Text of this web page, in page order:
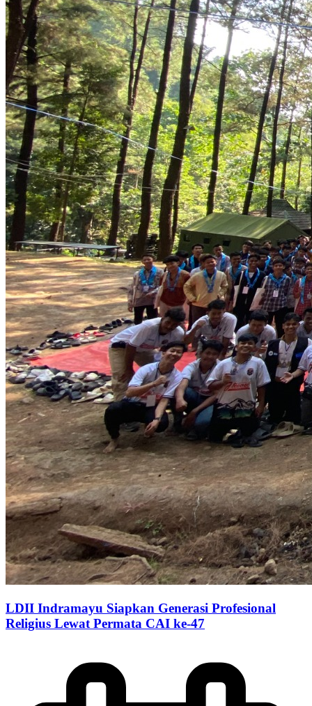
LDII Indramayu Siapkan Generasi Profesional
Religius Lewat Permata CAI ke-47